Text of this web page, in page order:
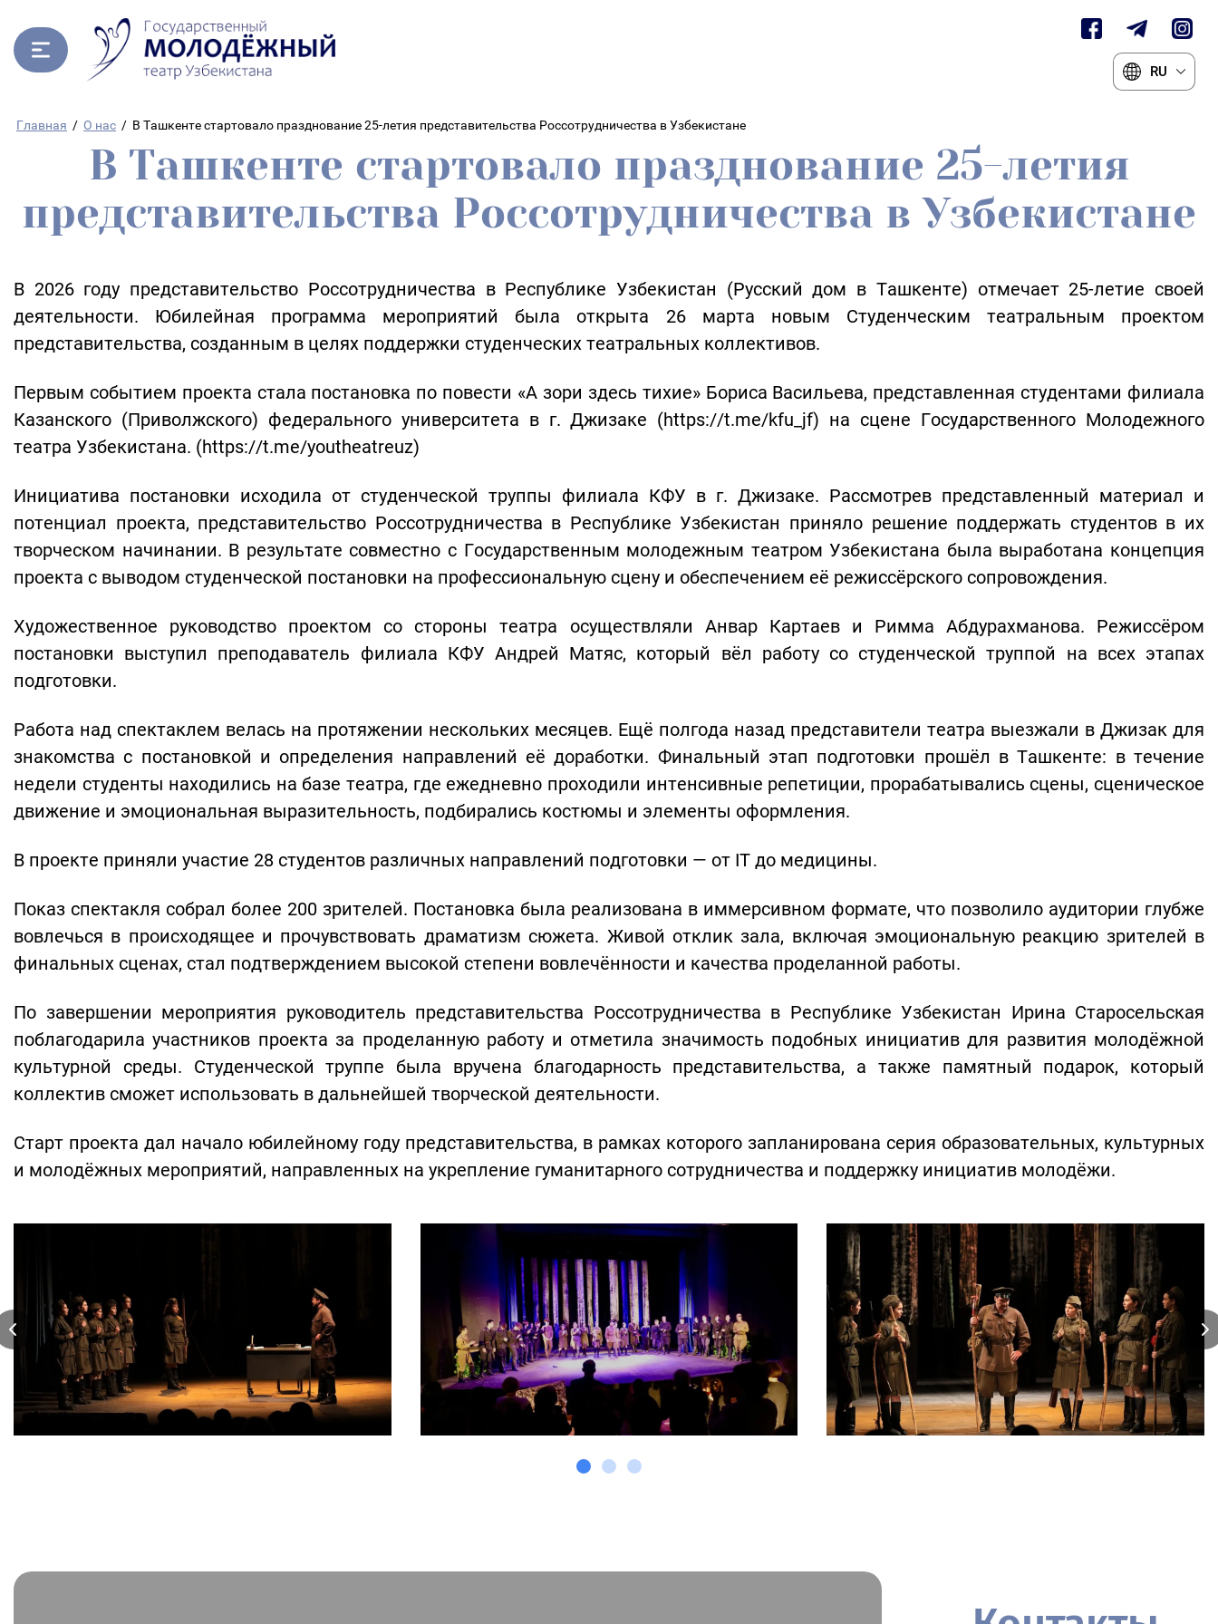
RU
Главная / О нас / В Ташкенте стартовало празднование 25-летия представительства Россотрудничества в Узбекистане
В Ташкенте стартовало празднование 25-летия
представительства Россотрудничества в Узбекистане
В 2026 году представительство Россотрудничества в Республике Узбекистан (Русский дом в Ташкенте) отмечает 25-летие своей
деятельности. Юбилейная программа мероприятий была открыта 26 марта новым Студенческим театральным проектом
представительства, созданным в целях поддержки студенческих театральных коллективов.
Первым событием проекта стала постановка по повести «А зори здесь тихие» Бориса Васильева, представленная студентами филиала
Казанского (Приволжского) федерального университета в г. Джизаке (https://t.me/kfu_jf) на сцене Государственного Молодежного
театра Узбекистана. (https://t.me/youtheatreuz)
Инициатива постановки исходила от студенческой труппы филиала КФУ в г. Джизаке. Рассмотрев представленный материал и
потенциал проекта, представительство Россотрудничества в Республике Узбекистан приняло решение поддержать студентов в их
творческом начинании. В результате совместно с Государственным молодежным театром Узбекистана была выработана концепция
проекта с выводом студенческой постановки на профессиональную сцену и обеспечением её режиссёрского сопровождения.
Художественное руководство проектом со стороны театра осуществляли Анвар Картаев и Римма Абдурахманова. Режиссёром
постановки выступил преподаватель филиала КФУ Андрей Матяс, который вёл работу со студенческой труппой на всех этапах
подготовки.
Работа над спектаклем велась на протяжении нескольких месяцев. Ещё полгода назад представители театра выезжали в Джизак для
знакомства с постановкой и определения направлений её доработки. Финальный этап подготовки прошёл в Ташкенте: в течение
недели студенты находились на базе театра, где ежедневно проходили интенсивные репетиции, прорабатывались сцены, сценическое
движение и эмоциональная выразительность, подбирались костюмы и элементы оформления.
В проекте приняли участие 28 студентов различных направлений подготовки — от IT до медицины.
Показ спектакля собрал более 200 зрителей. Постановка была реализована в иммерсивном формате, что позволило аудитории глубже
вовлечься в происходящее и прочувствовать драматизм сюжета. Живой отклик зала, включая эмоциональную реакцию зрителей в
финальных сценах, стал подтверждением высокой степени вовлечённости и качества проделанной работы.
По завершении мероприятия руководитель представительства Россотрудничества в Республике Узбекистан Ирина Старосельская
поблагодарила участников проекта за проделанную работу и отметила значимость подобных инициатив для развития молодёжной
культурной среды. Студенческой труппе была вручена благодарность представительства, а также памятный подарок, который
коллектив сможет использовать в дальнейшей творческой деятельности.
Старт проекта дал начало юбилейному году представительства, в рамках которого запланирована серия образовательных, культурных
и молодёжных мероприятий, направленных на укрепление гуманитарного сотрудничества и поддержку инициатив молодёжи.